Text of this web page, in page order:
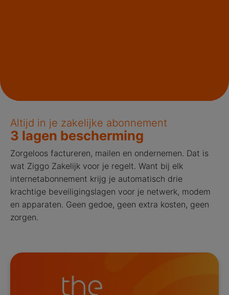
Altijd in je zakelijke abonnement
3 lagen bescherming
Zorgeloos factureren, mailen en ondernemen. Dat is
wat Ziggo Zakelijk voor je regelt. Want bij elk
internetabonnement krijg je automatisch drie
krachtige beveiligingslagen voor je netwerk, modem
en apparaten. Geen gedoe, geen extra kosten, geen
zorgen.